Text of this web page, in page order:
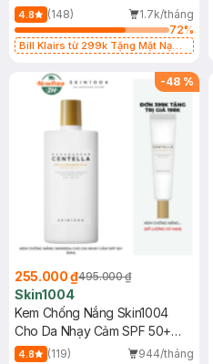
4.8 (148)
1.7k/tháng
72%
Bill Klairs từ 299k Tặng Mặt Nạ
25ml (SL Có Hạn)
-48 %
255.000 ₫495.000 ₫
Skin1004
Kem Chống Nắng Skin1004
Cho Da Nhạy Cảm SPF 50+
50ml
4.8 (119)
944/tháng